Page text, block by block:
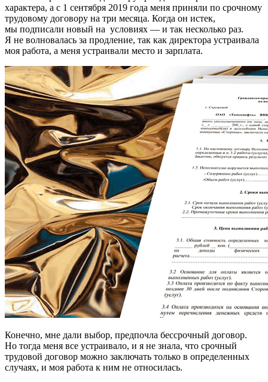
характера, а с 1 сентября 2019 года меня приняли по срочному
трудовому договору на три месяца. Когда он истек,
мы подписали новый на условиях — и так несколько раз.
Я не волновалась за продление, так как директора устраивала
моя работа, а меня устраивали место и зарплата.
Конечно, мне дали выбор, предпочла бессрочный договор.
Но тогда меня все устраивало, и я не знала, что срочный
трудовой договор можно заключать только в определенных
случаях, и моя работа к ним не относилась.